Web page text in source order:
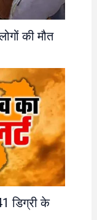
की मौत
डिग्री के